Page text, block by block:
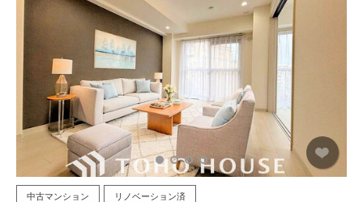
中古マンション リノベーション済